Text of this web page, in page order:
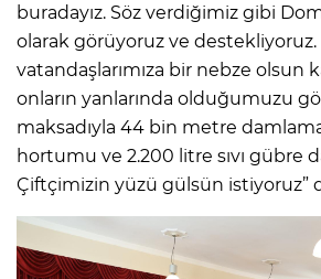
buradayız. Söz verdiğimiz gibi
olarak görüyoruz ve
vatandaşlarımıza bir nebze olsun
onların yanlarında olduğumuzu
maksadıyla 44 bin metre
hortumu ve 2.200 litre sıvı gübre
Çiftçimizin yüzü gülsün istiyoruz”